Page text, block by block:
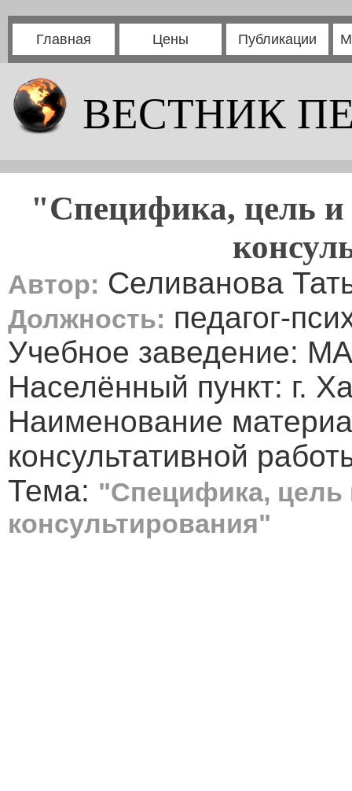
Главная Цены Публикации
ВЕСТНИК
"Специфика, цель и
Автор: Селиванова
Должность: педагог-
Учебное заведение:
Населённый пункт: г.
Наименование
консультативной
Тема: "Специфика, цель
консультирования"